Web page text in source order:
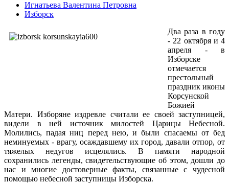
Игнатьева Валентина Петровна
Изборск
Два раза в году
- 22 октября и 4
апреля - в
Изборске
отмечается
престольный
праздник иконы
Корсунской
Божией
Матери. Изборяне издревле считали ее своей заступницей,
видели в ней источник милостей Царицы Небесной.
Молились, падая ниц перед нею, и были спасаемы от бед
неминуемых - врагу, осаждавшему их город, давали отпор, от
тяжелых недугов исцелялись. В памяти народной
сохранились легенды, свидетельствующие об этом, дошли до
нас и многие достоверные факты, связанные с чудесной
помощью небесной заступницы Изборска.